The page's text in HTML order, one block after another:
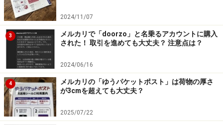
用箱が必要になるので、販売価格に対して送料がかかり
すぎます。さらに値下げ交渉をされたらと考えて、出品
を断念してしまいました。
図鑑も同じで、梱包すると厚さが出ますからネコポスや
ゆうパケットでは送れませんでした。しかも宅急便コン
パクトやゆうパケットプラスの専用箱に入らないので、
宅急便やゆうパックで送ることになってしまいます。
2024/11/07
3
メルカリで「doorzo」と名乗るアカウントに購入
された！ 取引を進めても大丈夫？ 注意点は？
2024/06/16
4
メルカリの「ゆうパケットポスト」は荷物の厚さ
が3cmを超えても大丈夫？
2025/07/22